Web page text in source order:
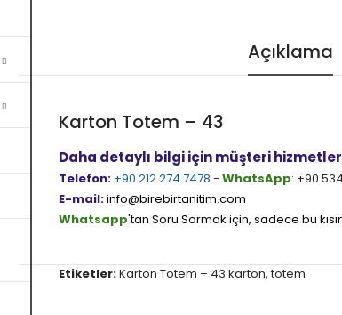
Açıklama
Karton Totem – 43
Daha detaylı bilgi için müşteri
Telefon: +90 212 274 7478 - WhatsApp: +90
E-mail:info@birebirtanitim.com
Whatsapp'tan Soru Sormak için, sadece bu
Etiketler:Karton Totem – 43 karton,totem